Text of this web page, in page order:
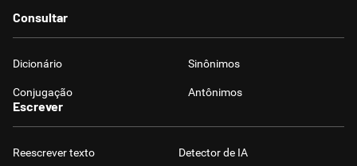
Consultar
Dicionário Sinônimos
Conjugação Antônimos
Escrever
Reescrever texto Detector de IA